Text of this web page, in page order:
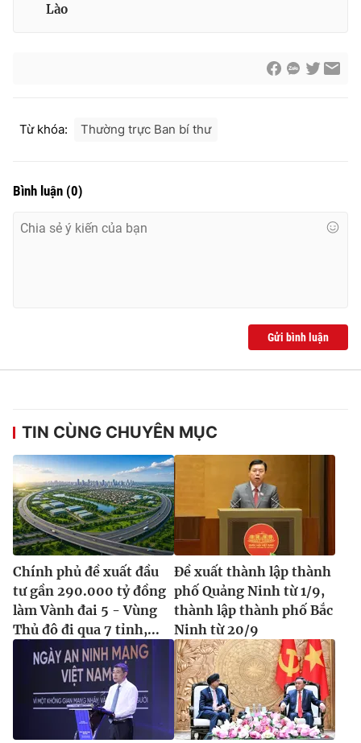
Lào
Từ khóa: Thường trực Ban bí thư
Bình luận (0)
Gửi bình luận
TIN CÙNG CHUYÊN MỤC
Chính phủ đề xuất đầu
tư gần 290.000 tỷ đồng
làm Vành đai 5 - Vùng
Thủ đô đi qua 7 tỉnh,...
Đề xuất thành lập thành
phố Quảng Ninh từ 1/9,
thành lập thành phố Bắc
Ninh từ 20/9